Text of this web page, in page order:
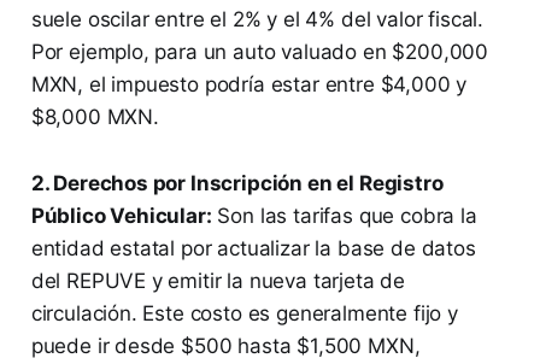
suele oscilar entre el 2% y el 4% del valor fiscal.
Por ejemplo, para un auto valuado en $200,000
MXN, el impuesto podría estar entre $4,000 y
$8,000 MXN.
2. Derechos por Inscripción en el Registro
Público Vehicular: Son las tarifas que cobra la
entidad estatal por actualizar la base de datos
del REPUVE y emitir la nueva tarjeta de
circulación. Este costo es generalmente fijo y
puede ir desde $500 hasta $1,500 MXN,